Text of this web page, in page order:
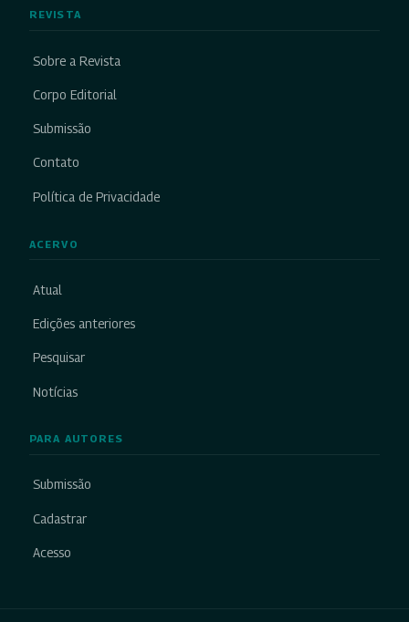
REVISTA
Sobre a Revista
Corpo Editorial
Submissão
Contato
Política de Privacidade
ACERVO
Atual
Edições anteriores
Pesquisar
Notícias
PARA AUTORES
Submissão
Cadastrar
Acesso